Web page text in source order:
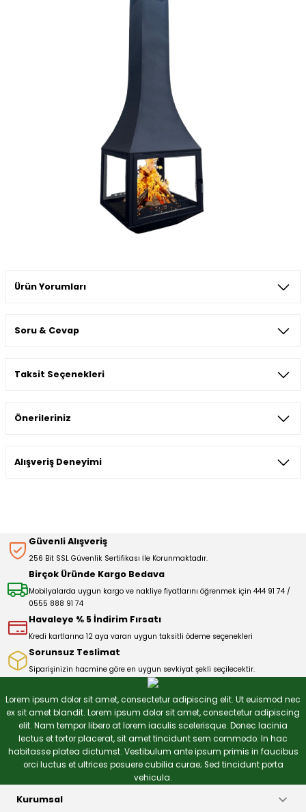
Ürün Yorumları
Soru & Cevap
Taksit Seçenekleri
Önerileriniz
Bu ürünün fiyat bilgisi, resim, ürün açıklamalarında ve diğer
konularda yetersiz gördüğünüz noktaları öneri formunu
Ürün açıklamasında eksik bilgiler bulunuyor.
Ürün fiyatı diğer sitelerden daha pahalı.
Bu ürüne benzer farklı alternatifler olmalı.
Gönder
Alışveriş Deneyimi
Deneyimini Paylaş
Güvenli Alışveriş
256 Bit SSL Güvenlik Sertifikası İle Korunmaktadır.
Birçok Üründe Kargo Bedava
Mobilyalarda uygun kargo ve nakliye fiyatlarını öğrenmek için 444 91 74 /
0555 888 91 74
Havaleye % 5 İndirim Fırsatı
Kredi kartlarına 12 aya varan uygun taksitli ödeme seçenekleri
Sorunsuz Teslimat
Siparişinizin hacmine göre en uygun sevkiyat şekli seçilecektir.
Lorem ipsum dolor sit amet, consectetur adipiscing elit. Ut euismod nec
ex sit amet blandit. Lorem ipsum dolor sit amet, consectetur adipiscing
elit. Nam tempor libero at lorem iaculis scelerisque. Donec lacinia
lectus et tortor placerat, sit amet tincidunt sem commodo. In hac
habitasse platea dictumst. Vestibulum ante ipsum primis in faucibus
orci luctus et ultrices posuere cubilia curae; Sed tincidunt porta
vehicula.
Kurumsal